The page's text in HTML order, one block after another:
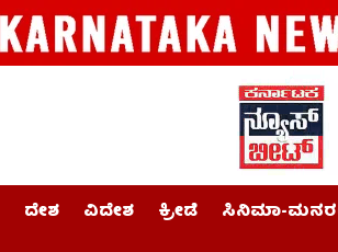
ದೇಶ ವಿದೇಶ ಕ್ರೀಡೆ ಸಿನಿಮಾ-